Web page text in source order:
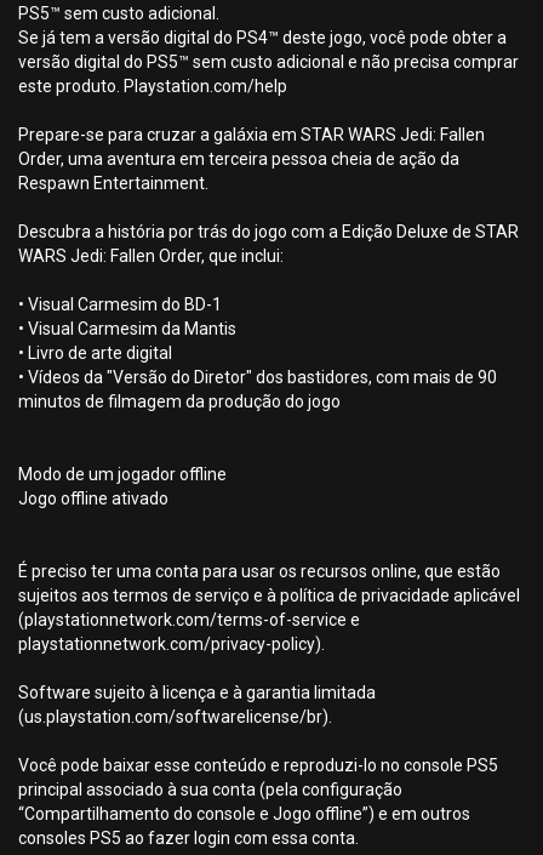
PS5™ sem custo adicional.
Se já tem a versão digital do PS4™ deste jogo, você pode obter a
versão digital do PS5™ sem custo adicional e não precisa comprar
este produto. Playstation.com/help
Prepare-se para cruzar a galáxia em STAR WARS Jedi: Fallen
Order, uma aventura em terceira pessoa cheia de ação da
Respawn Entertainment.
Descubra a história por trás do jogo com a Edição Deluxe de STAR
WARS Jedi: Fallen Order, que inclui:
• Visual Carmesim do BD-1
• Visual Carmesim da Mantis
• Livro de arte digital
• Vídeos da "Versão do Diretor" dos bastidores, com mais de 90
minutos de filmagem da produção do jogo
Modo de um jogador offline
Jogo offline ativado
É preciso ter uma conta para usar os recursos online, que estão
sujeitos aos termos de serviço e à política de privacidade aplicável
(playstationnetwork.com/terms-of-service e
playstationnetwork.com/privacy-policy).
Software sujeito à licença e à garantia limitada
(us.playstation.com/softwarelicense/br).
Você pode baixar esse conteúdo e reproduzi-lo no console PS5
principal associado à sua conta (pela configuração
“Compartilhamento do console e Jogo offline”) e em outros
consoles PS5 ao fazer login com essa conta.